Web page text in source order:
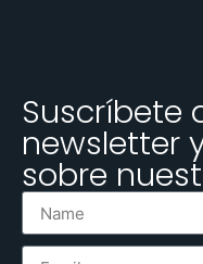
Suscríbete
newsletter
sobre